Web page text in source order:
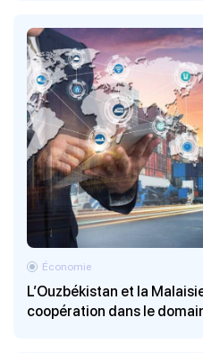
L’Ouzbékistan et la
coopération dans le
Économie